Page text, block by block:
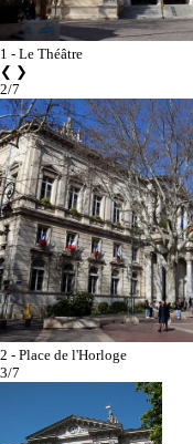
1 - Le Théâtre
❮ ❯
2/7
2 - Place de l'Horloge
3/7